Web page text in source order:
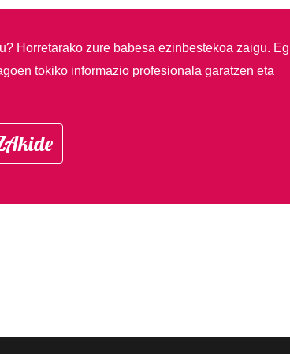
Horretarako zure babesa ezinbestekoa zaigu.
tokiko informazio profesionala garatzen eta